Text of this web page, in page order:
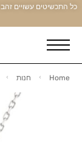
Home חנות